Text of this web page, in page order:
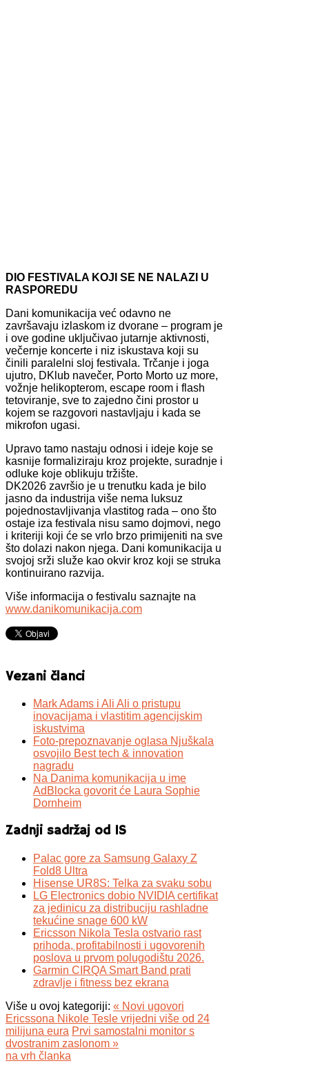
DIO FESTIVALA KOJI SE NE NALAZI U
RASPOREDU
Dani komunikacija već odavno ne
završavaju izlaskom iz dvorane – program je
i ove godine uključivao jutarnje aktivnosti,
večernje koncerte i niz iskustava koji su
činili paralelni sloj festivala. Trčanje i joga
ujutro, DKlub navečer, Porto Morto uz more,
vožnje helikopterom, escape room i flash
tetoviranje, sve to zajedno čini prostor u
kojem se razgovori nastavljaju i kada se
mikrofon ugasi.
Upravo tamo nastaju odnosi i ideje koje se
kasnije formaliziraju kroz projekte, suradnje i
odluke koje oblikuju tržište.
DK2026 završio je u trenutku kada je bilo
jasno da industrija više nema luksuz
pojednostavljivanja vlastitog rada – ono što
ostaje iza festivala nisu samo dojmovi, nego
i kriteriji koji će se vrlo brzo primijeniti na sve
što dolazi nakon njega. Dani komunikacija u
svojoj srži služe kao okvir kroz koji se struka
kontinuirano razvija.
Više informacija o festivalu saznajte na
www.danikomunikacija.com
Vezani članci
Mark Adams i Ali Ali o pristupu
inovacijama i vlastitim agencijskim
iskustvima
Foto-prepoznavanje oglasa Njuškala
osvojilo Best tech & innovation
nagradu
Na Danima komunikacija u ime
AdBlocka govorit će Laura Sophie
Dornheim
Zadnji sadržaj od IS
Palac gore za Samsung Galaxy Z
Fold8 Ultra
Hisense UR8S: Telka za svaku sobu
LG Electronics dobio NVIDIA certifikat
za jedinicu za distribuciju rashladne
tekućine snage 600 kW
Ericsson Nikola Tesla ostvario rast
prihoda, profitabilnosti i ugovorenih
poslova u prvom polugodištu 2026.
Garmin CIRQA Smart Band prati
zdravlje i fitness bez ekrana
Više u ovoj kategoriji: « Novi ugovori
Ericssona Nikole Tesle vrijedni više od 24
milijuna eura Prvi samostalni monitor s
dvostranim zaslonom »
na vrh članka